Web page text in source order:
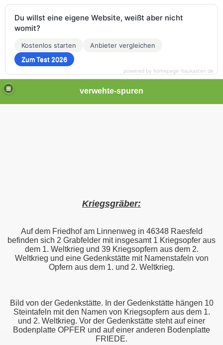
verwehte-spuren
Kriegsgräber:
Auf dem Friedhof am Linnenweg in 46348 Raesfeld
befinden sich 2 Grabfelder mit insgesamt 1 Kriegsopfer aus
dem 1. Weltkrieg und 39 Kriegsopfern aus dem 2.
Weltkrieg und eine Gedenkstätte mit Namenstafeln von
Opfern aus dem 1. und 2. Weltkrieg.
Bild von der Gedenkstätte. In der Gedenkstätte hängen 10
Steintafeln mit den Namen von Kriegsopfern aus dem 1.
und 2. Weltkrieg. Vor der Gedenkstätte steht auf einer
Bodenplatte OPFER und auf einer anderen Bodenplatte
FRIEDE.
Du willst eine eigene Website, weißt aber nicht
womit?
Kostenlos starten
Anbieter vergleichen
Zum Test 2026
powered by homepage-baukasten.de